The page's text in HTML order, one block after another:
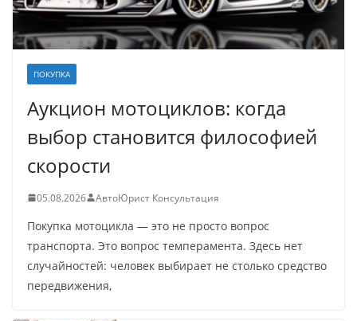
ПОКУПКА
Аукцион мотоциклов: когда
выбор становится философией
скорости
05.08.2026 АвтоЮрист Консультация
Покупка мотоцикла — это не просто вопрос
транспорта. Это вопрос темперамента. Здесь нет
случайностей: человек выбирает не столько средство
передвижения,